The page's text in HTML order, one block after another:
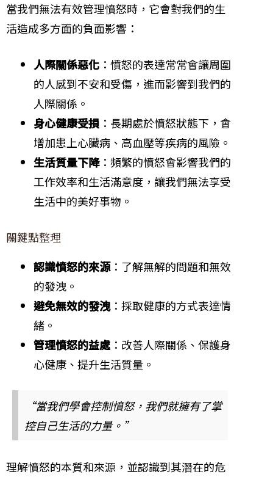
當我們無法有效管理憤怒時，它會對我們的生
活造成多方面的負面影響：
人際關係惡化 ：憤怒的表達常常會讓周圍
的人感到不安和受傷，進而影響到我們的
人際關係。
身心健康受損 ：長期處於憤怒狀態下，會
增加患上心臟病、高血壓等疾病的風險。
生活質量下降：頻繁的憤怒會影響我們的
工作效率和生活滿意度，讓我們無法享受
生活中的美好事物。
關鍵點整理
認識憤怒的來源：了解無解的問題和無效
的發洩。
避免無效的發洩：採取健康的方式表達情
緒。
管理憤怒的益處：改善人際關係、保護身
心健康、提升生活質量。
“當我們學會控制憤怒，我們就擁有了掌
控自己生活的力量。”
理解憤怒的本質和來源，並認識到其潛在的危